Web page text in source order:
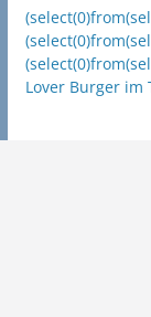
Lover Burger im